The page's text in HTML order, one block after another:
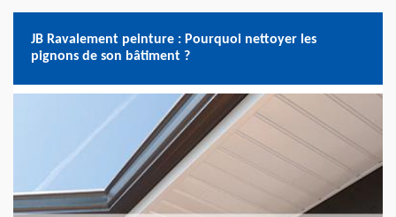
JB Ravalement peinture : Pourquoi nettoyer les
pignons de son bâtiment ?